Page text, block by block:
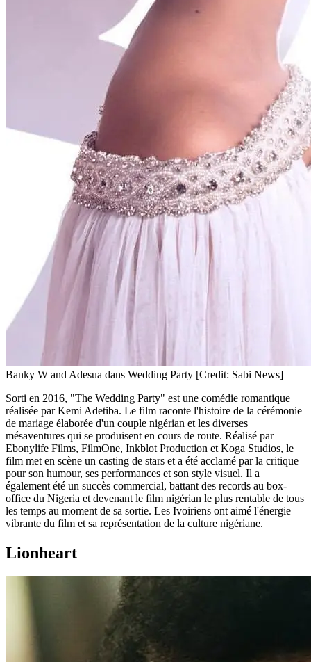
Banky W and Adesua dans Wedding Party [Credit: Sabi News]
Sorti en 2016, "The Wedding Party" est une comédie romantique
réalisée par Kemi Adetiba. Le film raconte l'histoire de la cérémonie
de mariage élaborée d'un couple nigérian et les diverses
mésaventures qui se produisent en cours de route. Réalisé par
Ebonylife Films, FilmOne, Inkblot Production et Koga Studios, le
film met en scène un casting de stars et a été acclamé par la critique
pour son humour, ses performances et son style visuel. Il a
également été un succès commercial, battant des records au box-
office du Nigeria et devenant le film nigérian le plus rentable de tous
les temps au moment de sa sortie. Les Ivoiriens ont aimé l'énergie
vibrante du film et sa représentation de la culture nigériane.
Lionheart